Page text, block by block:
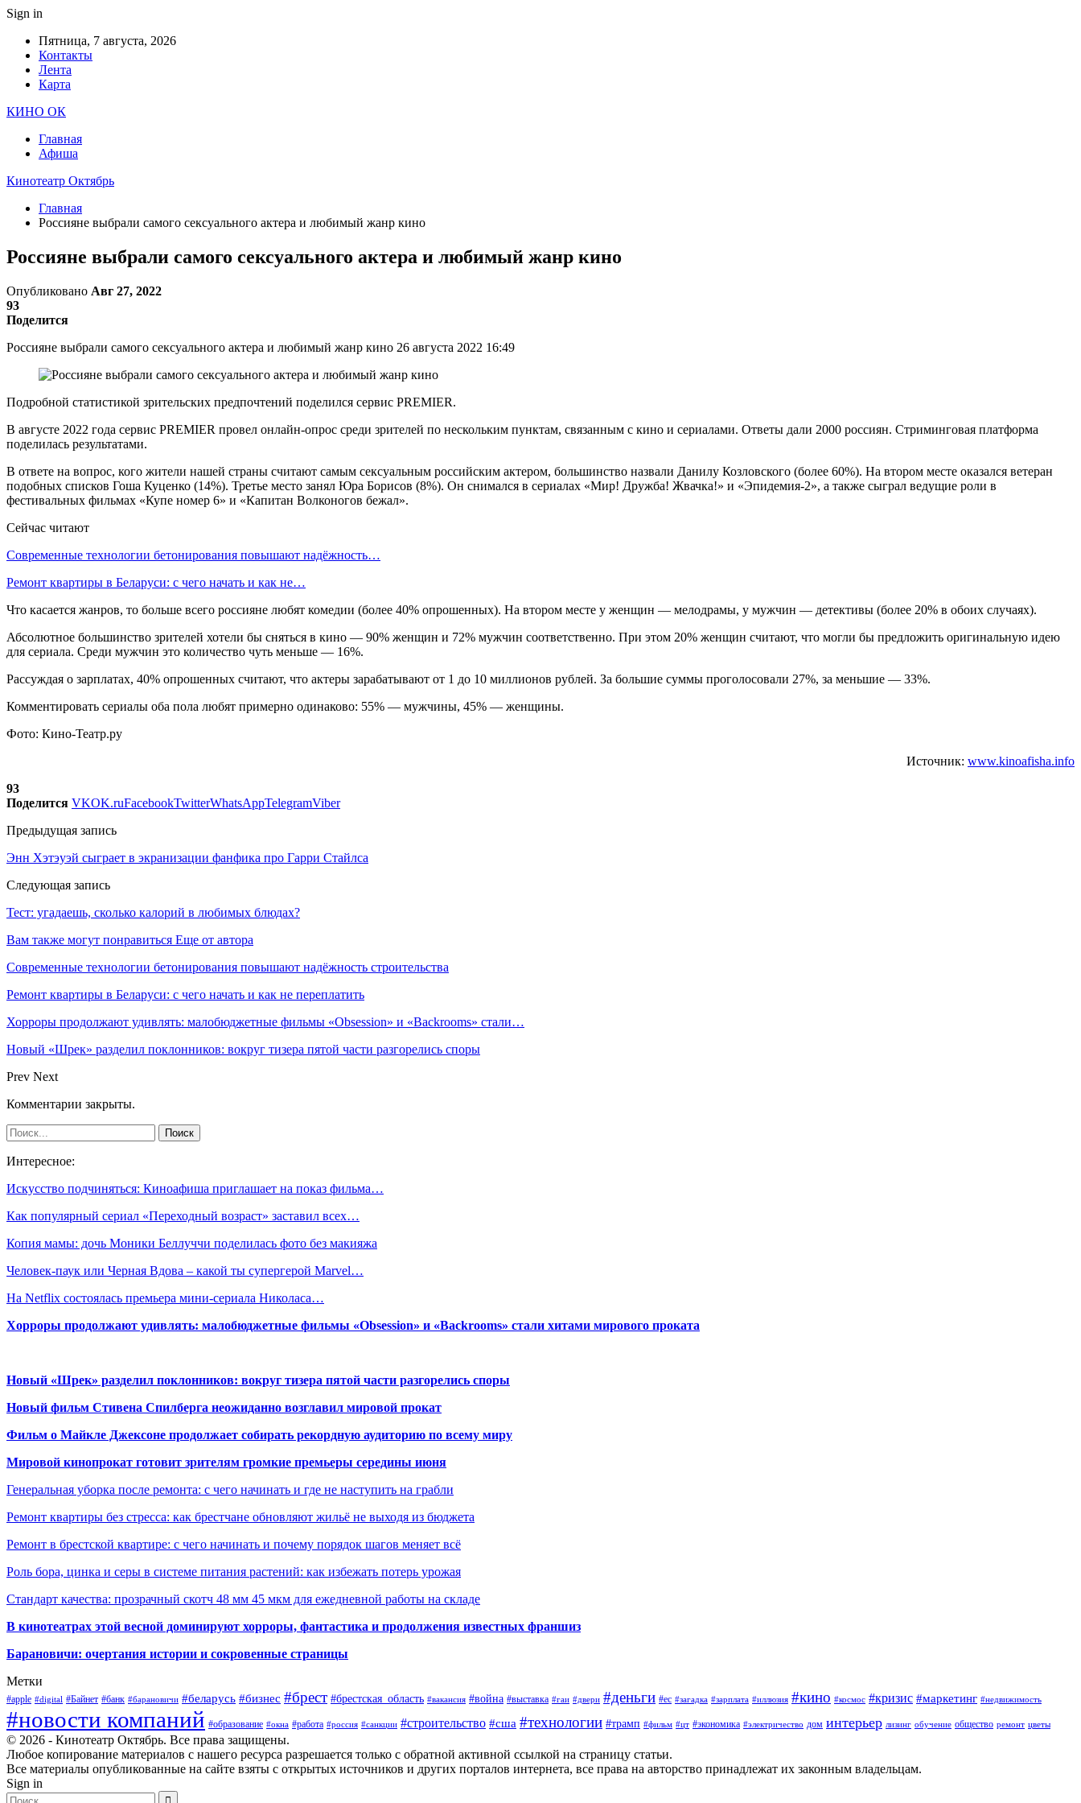
Sign in
Пятница, 7 августа, 2026
Контакты
Лента
Карта
КИНО ОК
Главная
Афиша
Кинотеатр Октябрь
Главная
Россияне выбрали самого сексуального актера и любимый жанр кино
Россияне выбрали самого сексуального актера и любимый жанр кино
Опубликовано Авг 27, 2022
93
Поделится
Россияне выбрали самого сексуального актера и любимый жанр кино 26 августа 2022 16:49
Подробной статистикой зрительских предпочтений поделился сервис PREMIER.
В августе 2022 года сервис PREMIER провел онлайн-опрос среди зрителей по нескольким пунктам, связанным с кино и сериалами. Ответы дали 2000 россиян. Стриминговая платформа
поделилась результатами.
В ответе на вопрос, кого жители нашей страны считают самым сексуальным российским актером, большинство назвали Данилу Козловского (более 60%). На втором месте оказался ветеран
подобных списков Гоша Куценко (14%). Третье место занял Юра Борисов (8%). Он снимался в сериалах «Мир! Дружба! Жвачка!» и «Эпидемия-2», а также сыграл ведущие роли в
фестивальных фильмах «Купе номер 6» и «Капитан Волконогов бежал».
Сейчас читают
Современные технологии бетонирования повышают надёжность…
Ремонт квартиры в Беларуси: с чего начать и как не…
Что касается жанров, то больше всего россияне любят комедии (более 40% опрошенных). На втором месте у женщин — мелодрамы, у мужчин — детективы (более 20% в обоих случаях).
Абсолютное большинство зрителей хотели бы сняться в кино — 90% женщин и 72% мужчин соответственно. При этом 20% женщин считают, что могли бы предложить оригинальную идею
для сериала. Среди мужчин это количество чуть меньше — 16%.
Рассуждая о зарплатах, 40% опрошенных считают, что актеры зарабатывают от 1 до 10 миллионов рублей. За большие суммы проголосовали 27%, за меньшие — 33%.
Комментировать сериалы оба пола любят примерно одинаково: 55% — мужчины, 45% — женщины.
Фото: Кино-Театр.ру
Источник: www.kinoafisha.info
93
Поделится VKOK.ruFacebookTwitterWhatsAppTelegramViber
Предыдущая запись
Энн Хэтэуэй сыграет в экранизации фанфика про Гарри Стайлса
Следующая запись
Тест: угадаешь, сколько калорий в любимых блюдах?
Вам также могут понравиться Еще от автора
Современные технологии бетонирования повышают надёжность строительства
Ремонт квартиры в Беларуси: с чего начать и как не переплатить
Хорроры продолжают удивлять: малобюджетные фильмы «Obsession» и «Backrooms» стали…
Новый «Шрек» разделил поклонников: вокруг тизера пятой части разгорелись споры
Prev Next
Комментарии закрыты.
Интересное:
Искусство подчиняться: Киноафиша приглашает на показ фильма…
Как популярный сериал «Переходный возраст» заставил всех…
Копия мамы: дочь Моники Беллуччи поделилась фото без макияжа
Человек-паук или Черная Вдова – какой ты супергерой Marvel…
На Netflix состоялась премьера мини-сериала Николаса…
Хорроры продолжают удивлять: малобюджетные фильмы «Obsession» и «Backrooms» стали хитами мирового проката
Новый «Шрек» разделил поклонников: вокруг тизера пятой части разгорелись споры
Новый фильм Стивена Спилберга неожиданно возглавил мировой прокат
Фильм о Майкле Джексоне продолжает собирать рекордную аудиторию по всему миру
Мировой кинопрокат готовит зрителям громкие премьеры середины июня
Генеральная уборка после ремонта: с чего начинать и где не наступить на грабли
Ремонт квартиры без стресса: как брестчане обновляют жильё не выходя из бюджета
Ремонт в брестской квартире: с чего начинать и почему порядок шагов меняет всё
Роль бора, цинка и серы в системе питания растений: как избежать потерь урожая
Стандарт качества: прозрачный скотч 48 мм 45 мкм для ежедневной работы на складе
В кинотеатрах этой весной доминируют хорроры, фантастика и продолжения известных франшиз
Барановичи: очертания истории и сокровенные страницы
Метки
#apple #digital #Байнет #банк #барановичи #беларусь #бизнес #брест #брестская_область #вакансия #война #выставка #гаи #двери #деньги #ес #загадка #зарплата #иллюзия #кино #космос #кризис #маркетинг #недвижимость
#новости компаний #образование #окна #работа #россия #санкции #строительство #сша #технологии #трамп #фильм #цт #экономика #электричество дом интерьер лизинг обучение общество ремонт цветы
© 2026 - Кинотеатр Октябрь. Все права защищены.
Любое копирование материалов с нашего ресурса разрешается только с обратной активной ссылкой на страницу статьи.
Все материалы опубликованные на сайте взяты с открытых источников и других порталов интернета, все права на авторство принадлежат их законным владельцам.
Sign in